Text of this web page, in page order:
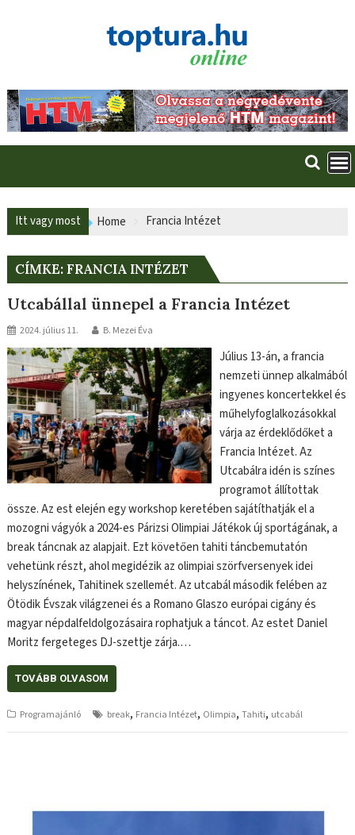
Itt vagy most Home Francia Intézet
CÍMKE:FRANCIA INTÉZET
Utcabállal ünnepel a Francia Intézet
2024. július 11. B. Mezei Éva
Július 13-án, a francia
nemzeti ünnep alkalmából
ingyenes koncertekkel és
műhelyfoglalkozásokkal
várja az érdeklődőket a
Francia Intézet. Az
Utcabálra idén is színes
programot állítottak
össze. Az est elején egy workshop keretében sajátíthatják el a
mozogni vágyók a 2024-es Párizsi Olimpiai Játékok új sportágának, a
break táncnak az alapjait. Ezt követően tahiti táncbemutatón
vehetünk részt, ahol megidézik az olimpiai szörfversenyek idei
helyszínének, Tahitinek szellemét. Az utcabál második felében az
Ötödik Évszak világzenei és a Romano Glaszo európai cigány és
magyar népdalfeldolgozásaira rophatjuk a táncot. Az estet Daniel
Moritz fergeteges DJ-szettje zárja.…
TOVÁBB OLVASOM
Programajánló break, Francia Intézet, Olimpia,Tahiti, utcabál